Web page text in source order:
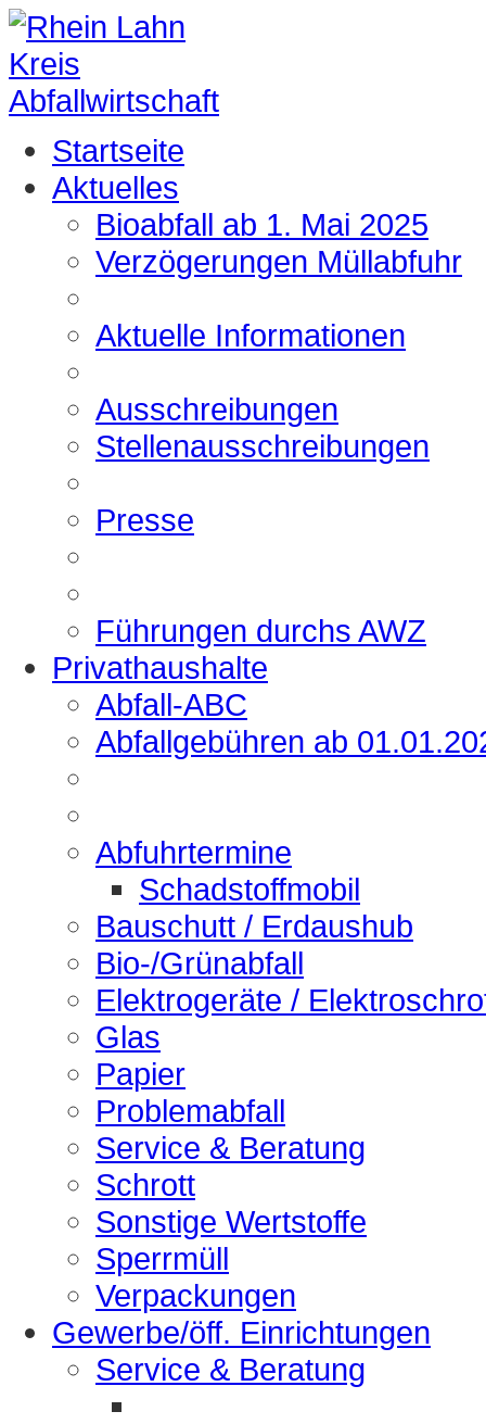
Startseite
Aktuelles
Bioabfall ab 1. Mai 2025
Verzögerungen Müllabfuhr
Aktuelle Informationen
Ausschreibungen
Stellenausschreibungen
Presse
Führungen durchs AWZ
Privathaushalte
Abfall-ABC
Abfallgebühren ab
Abfuhrtermine
Schadstoffmobil
Bauschutt / Erdaushub
Bio-/Grünabfall
Elektrogeräte /
Glas
Papier
Problemabfall
Service & Beratung
Schrott
Sonstige Wertstoffe
Sperrmüll
Verpackungen
Gewerbe/öff. Einrichtungen
Service & Beratung